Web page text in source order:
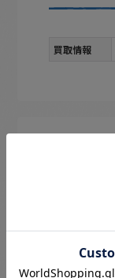
買取情報